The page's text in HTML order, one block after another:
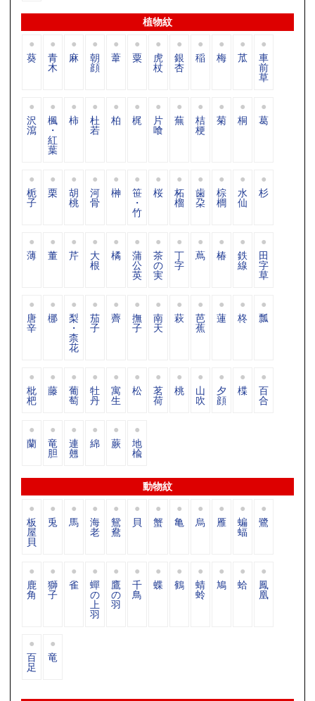
植物紋
葵 青
木
麻 朝
顔
葦 粟 虎
杖
銀
杏
稲 梅 苽 車
前
草
沢
瀉
楓
・
紅
葉
柿 杜
若
柏 梶 片
喰
蕪 桔
梗
菊 桐 葛
栀
子
栗 胡
桃
河
骨
榊 笹
・
竹
桜 柘
榴
歯
朶
棕
櫚
水
仙
杉
薄 董 芹 大
根
橘 蒲
公
英
茶
の
実
丁
字
蔦 椿 鉄
線
田
字
草
唐
辛
梛 梨
・
柰
花
茄
子
薺 撫
子
南
天
萩 芭
蕉
蓮 柊 瓢
枇
杷
藤 葡
萄
牡
丹
寓
生
松 茗
荷
桃 山
吹
夕
顔
楪 百
合
蘭 竜
胆
連
翹
綿 蕨 地
楡
動物紋
板
屋
貝
兎 馬 海
老
鴛
鴦
貝 蟹 亀 烏 雁 蝙
蝠
鷺
鹿
角
獅
子
雀 蟬
の
上
羽
鷹
の
羽
千
鳥
蝶 鶴 蜻
蛉
鳩 蛤 鳳
凰
百
足
竜